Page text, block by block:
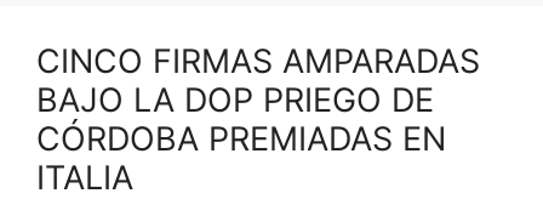
CINCO FIRMAS AMPARADAS
BAJO LA DOP PRIEGO DE
CÓRDOBA PREMIADAS EN
ITALIA